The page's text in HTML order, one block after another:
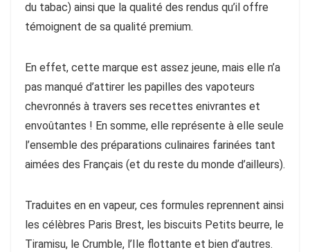
du tabac) ainsi que la qualité des rendus qu’il offre
témoignent de sa qualité premium.
En effet, cette marque est assez jeune, mais elle n’a
pas manqué d’attirer les papilles des vapoteurs
chevronnés à travers ses recettes enivrantes et
envoûtantes ! En somme, elle représente à elle seule
l’ensemble des préparations culinaires farinées tant
aimées des Français (et du reste du monde d’ailleurs).
Traduites en en vapeur, ces formules reprennent ainsi
les célèbres Paris Brest, les biscuits Petits beurre, le
Tiramisu, le Crumble, l’Ile flottante et bien d’autres.